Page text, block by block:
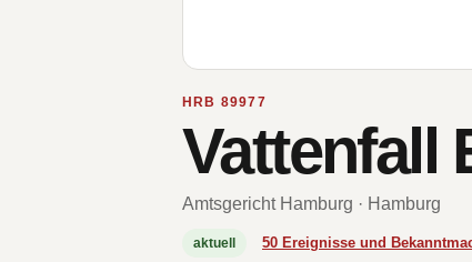
HRB 89977
Vattenfall
Amtsgericht Hamburg · Hamburg
aktuell 50 Ereignisse und